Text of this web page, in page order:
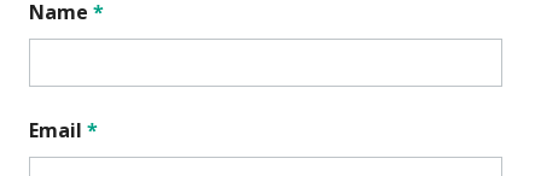
Name *
Email *